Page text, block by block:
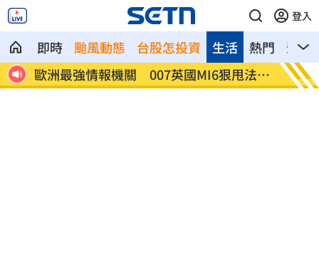
登入
即時 颱風動態 台股怎投資 熱門 影音
生活
奪 2026盲眼龍婆5預言中2個「這項」牽涉台
灣
陽台